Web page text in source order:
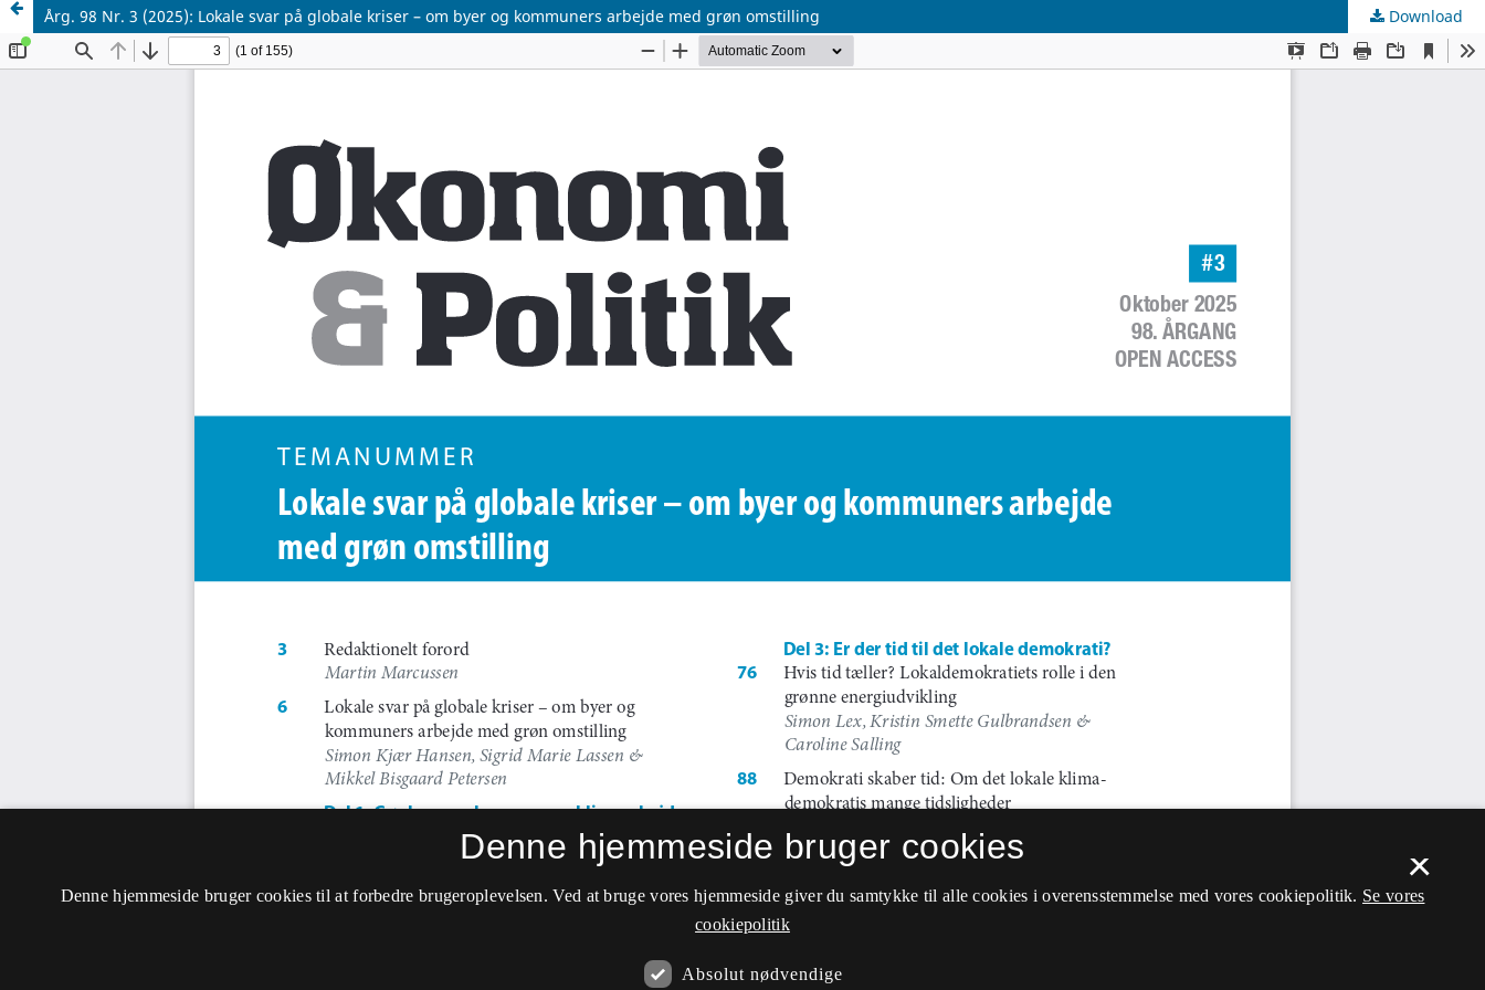
Årg. 98 Nr. 3 (2025): Lokale svar på globale kriser – om byer og kommuners arbejde med grøn omstilling Download
×
Denne hjemmeside bruger cookies
Denne hjemmeside bruger cookies til at forbedre brugeroplevelsen. Ved at bruge vores hjemmeside giver du samtykke til alle cookies i overensstemmelse med vores cookiepolitik. Se vores
cookiepolitik
Absolut nødvendige